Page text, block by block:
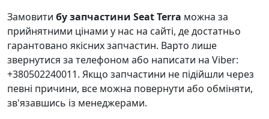
Замовити бу запчастини Seat Terra можна за
прийнятними цінами у нас на сайті, де достатньо
гарантовано якісних запчастин. Варто лише
звернутися за телефоном або написати на Viber:
+380502240011. Якщо запчастини не підійшли через
певні причини, все можна повернути або обміняти,
зв'язавшись із менеджерами.